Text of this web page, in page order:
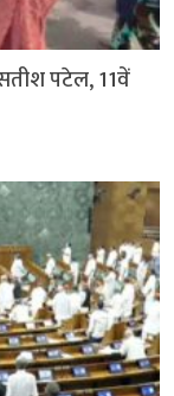
पटेल, 11वें